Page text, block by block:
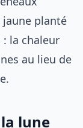
planté
la chaleur
au lieu de
lune